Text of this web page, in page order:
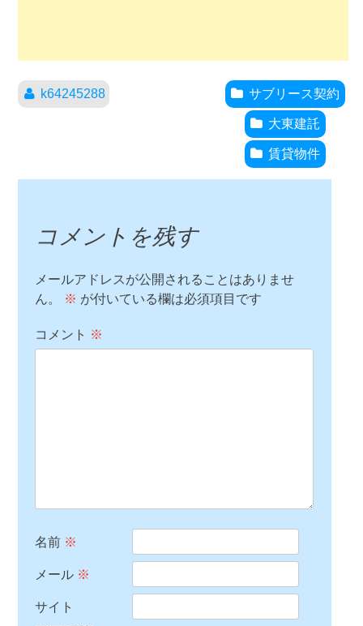
k64245288 サブリース契約
大東建託
賃貸物件
コメントを残す
メールアドレスが公開されることはありませ
ん。
※ が付いている欄は必須項目です
コメント ※
名前 ※
メール ※
サイト